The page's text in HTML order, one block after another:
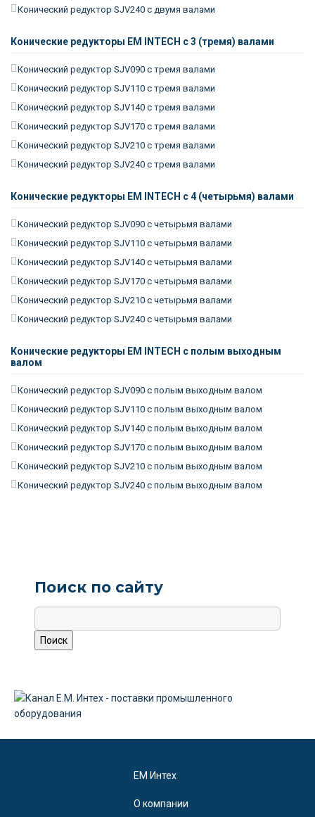
Конический редуктор SJV240 с двумя валами
Конические редукторы EM INTECH с 3 (тремя) валами
Конический редуктор SJV090 с тремя валами
Конический редуктор SJV110 с тремя валами
Конический редуктор SJV140 с тремя валами
Конический редуктор SJV170 с тремя валами
Конический редуктор SJV210 с тремя валами
Конический редуктор SJV240 с тремя валами
Конические редукторы EM INTECH с 4 (четырьмя) валами
Конический редуктор SJV090 с четырьмя валами
Конический редуктор SJV110 с четырьмя валами
Конический редуктор SJV140 с четырьмя валами
Конический редуктор SJV170 с четырьмя валами
Конический редуктор SJV210 с четырьмя валами
Конический редуктор SJV240 с четырьмя валами
Конические редукторы EM INTECH с полым выходным
валом
Конический редуктор SJV090 с полым выходным валом
Конический редуктор SJV110 с полым выходным валом
Конический редуктор SJV140 с полым выходным валом
Конический редуктор SJV170 с полым выходным валом
Конический редуктор SJV210 с полым выходным валом
Конический редуктор SJV240 с полым выходным валом
Поиск по сайту
EM Интех
О компании